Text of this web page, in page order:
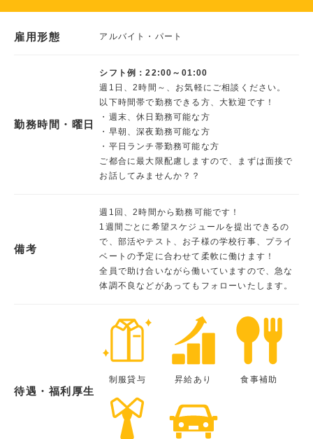
雇用形態 アルバイト・パート
勤務時間・曜日
シフト例：22:00～01:00
週1日、2時間～、お気軽にご相談ください。
以下時間帯で勤務できる方、大歓迎です！
・週末、休日勤務可能な方
・早朝、深夜勤務可能な方
・平日ランチ帯勤務可能な方
ご都合に最大限配慮しますので、まずは面接で
お話してみませんか？？
備考
週1回、2時間から勤務可能です！
1週間ごとに希望スケジュールを提出できるの
で、部活やテスト、お子様の学校行事、プライ
ベートの予定に合わせて柔軟に働けます！
全員で助け合いながら働いていますので、急な
体調不良などがあってもフォローいたします。
待遇・福利厚生
制服貸与 昇給あり 食事補助